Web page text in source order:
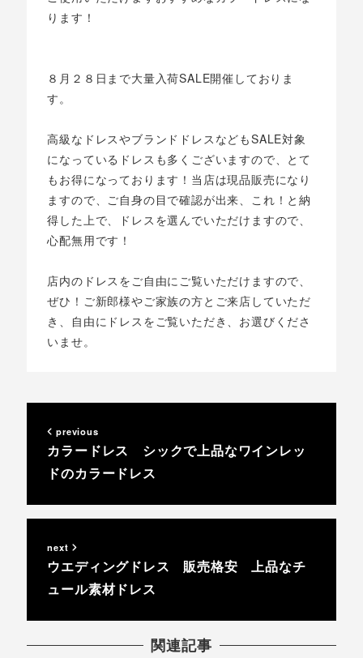
ります！
８月２８日まで大量入荷SALE開催しておりま
す。
高級なドレスやブランドドレスなどもSALE対象
になっているドレスも多くございますので、とて
もお得になっております！当店は現品販売になり
ますので、ご自身の目で確認が出来、これ！と納
得した上で、ドレスを選んでいただけますので、
心配無用です！
店内のドレスをご自由にご覧いただけますので、
ぜひ！ご新郎様やご家族の方とご来店していただ
き、自由にドレスをご覧いただき、お選びくださ
いませ。
previous
カラードレス シックで上品なワインレッ
ドのカラードレス
next
ウエディングドレス 販売格安 上品なチ
ュール素材ドレス
関連記事